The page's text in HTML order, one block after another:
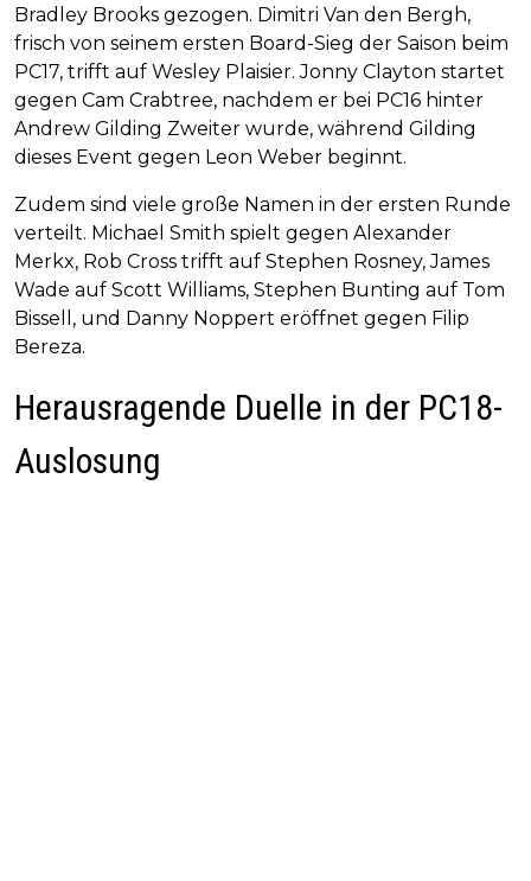
Bradley Brooks gezogen. Dimitri Van den Bergh,
frisch von seinem ersten Board-Sieg der Saison beim
PC17, trifft auf Wesley Plaisier. Jonny Clayton startet
gegen Cam Crabtree, nachdem er bei PC16 hinter
Andrew Gilding Zweiter wurde, während Gilding
dieses Event gegen Leon Weber beginnt.
Zudem sind viele große Namen in der ersten Runde
verteilt. Michael Smith spielt gegen Alexander
Merkx, Rob Cross trifft auf Stephen Rosney, James
Wade auf Scott Williams, Stephen Bunting auf Tom
Bissell, und Danny Noppert eröffnet gegen Filip
Bereza.
Herausragende Duelle in der PC18-
Auslosung